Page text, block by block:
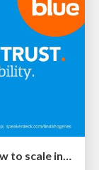
SEO Brein meetup: CTRL+C is not how to scale international SEO